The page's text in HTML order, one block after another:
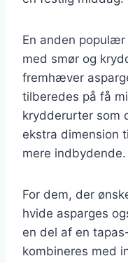
En anden
med smør og
fremhæver
tilberedes på få
krydderurter som
ekstra dimension
mere indbydende.
For dem, der
hvide asparges
en del af en
kombineres med